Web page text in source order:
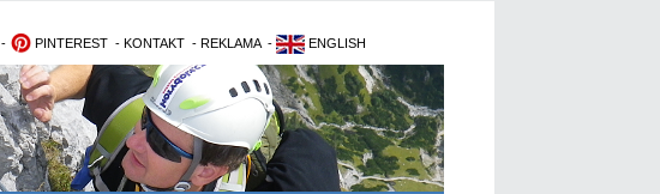
- PINTEREST - KONTAKT - REKLAMA - ENGLISH